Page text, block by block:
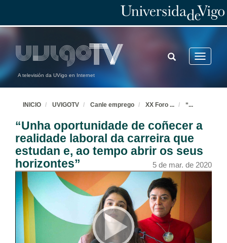
A televisión da UVigo en Internet
Toggle
TOGGLE
SEARCH
INICIO UVIGOTV Canle emprego XX Foro ... “...
“Unha oportunidade de coñecer a
realidade laboral da carreira que
estudan e, ao tempo abrir os seus
horizontes”
5 de mar. de 2020